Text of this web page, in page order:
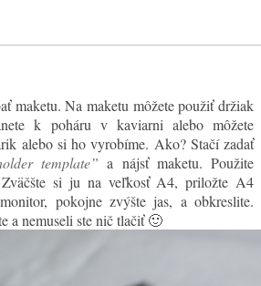
maketu. Na maketu môžete použiť držiak
k poháru v kaviarni alebo môžete
alebo si ho vyrobíme. Ako? Stačí zadať
template” a nájsť maketu. Použite
si ju na veľkosť A4, priložte A4
pokojne zvýšte jas, a obkreslite.
a nemuseli ste nič tlačiť 🙂